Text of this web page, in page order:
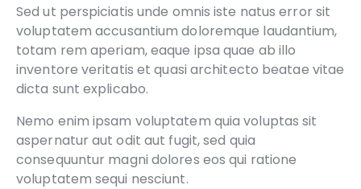
Sed ut perspiciatis unde omnis iste natus error sit
voluptatem accusantium doloremque laudantium,
totam rem aperiam, eaque ipsa quae ab illo
inventore veritatis et quasi architecto beatae vitae
dicta sunt explicabo.
Nemo enim ipsam voluptatem quia voluptas sit
aspernatur aut odit aut fugit, sed quia
consequuntur magni dolores eos qui ratione
voluptatem sequi nesciunt.